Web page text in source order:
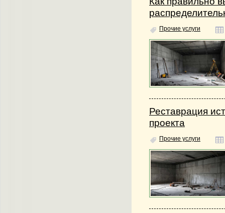
Прочие услуги
Реставрация
проекта
Прочие услуги